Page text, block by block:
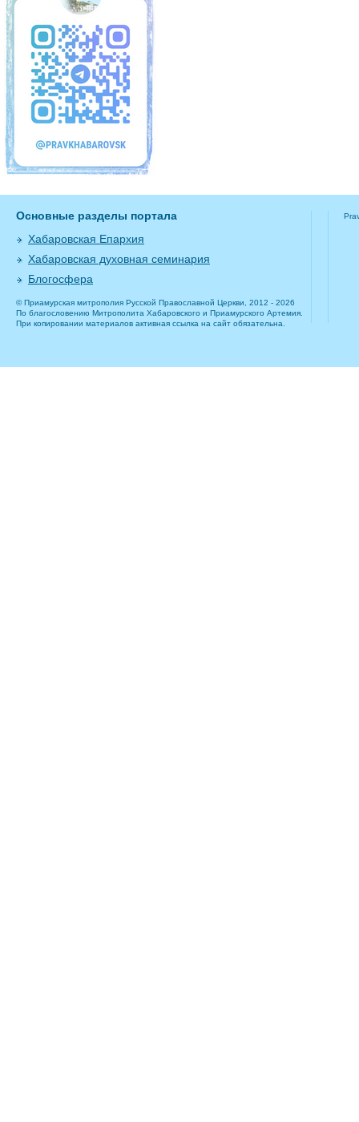
Основные разделы портала
Хабаровская Епархия
Хабаровская духовная семинария
Блогосфера
© Приамурская митрополия Русской Православной Церкви, 2012 - 2026
По благословению Митрополита Хабаровского и Приамурского Артемия.
При копировании материалов активная ссылка на сайт обязательна.